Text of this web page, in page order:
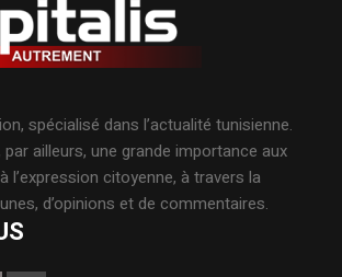
spécialisé dans l’actualité tunisienne.
ailleurs, une grande importance aux
l’expression citoyenne, à travers la
d’opinions et de commentaires.